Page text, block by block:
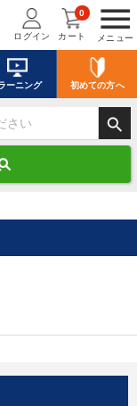
menu
メニュー
ログイン カート
0
ーニング 初めての方へ
search